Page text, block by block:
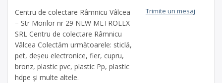
Centru de colectare Râmnicu Vâlcea
– Str Morilor nr 29 NEW METROLEX
SRL Centru de colectare Râmnicu
Vâlcea Colectăm următoarele: sticlă,
pet, deșeu electronice, fier, cupru,
bronz, plastic pvc, plastic Pp, plastic
hdpe și multe altele.
Trimite un mesaj